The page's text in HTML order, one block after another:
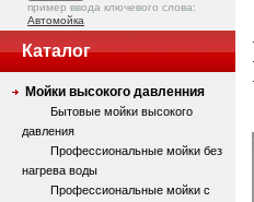
пример ввода ключевого слова:
Автомойка
Каталог
Мойки высокого давленния
Бытовые мойки высокого
давления
Профессиональные мойки без
нагрева воды
Профессиональные мойки с